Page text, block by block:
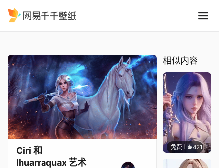
Ciri 和
Ihuarraquax 艺术
相似内容
免费 421好看